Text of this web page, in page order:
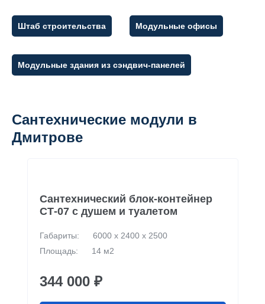
Штаб строительства Модульные офисы
Модульные здания из сэндвич-панелей
Сантехнические модули в
Дмитрове
Сантехнический блок-контейнер
СТ-07 с душем и туалетом
Габариты:
6000 х 2400 х 2500
Площадь:
14 м2
344 000 ₽